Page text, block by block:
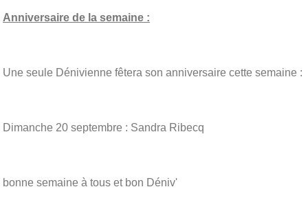
Anniversaire de la semaine :
Une seule Dénivienne fêtera son anniversaire cette semaine :
Dimanche 20 septembre : Sandra Ribecq
bonne semaine à tous et bon Déniv'